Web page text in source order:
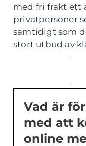
med fri frakt ett
privatpersoner
samtidigt som
stort utbud av
Vad är
med att
online